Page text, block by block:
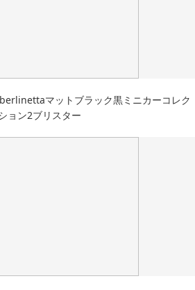
マットブラック黒ミニカーコレク
ョン2ブリスター